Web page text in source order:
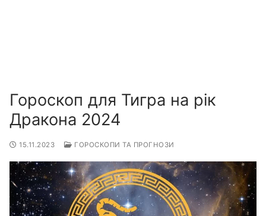
Гороскоп для Тигра на рік
Дракона 2024
15.11.2023 ГОРОСКОПИ ТА ПРОГНОЗИ